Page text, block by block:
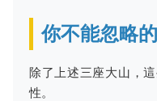
你不能忽略
除了上述三座大山，
性。